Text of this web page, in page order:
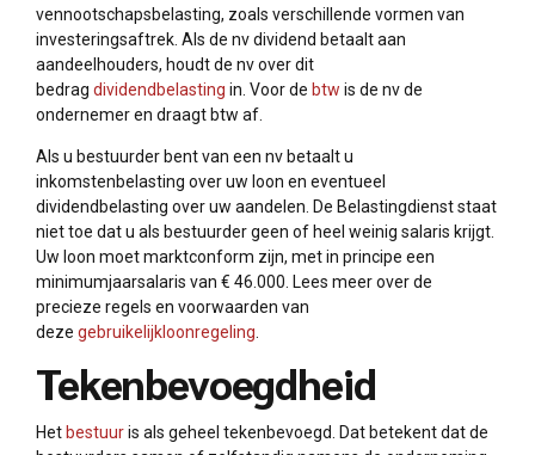
vennootschapsbelasting, zoals verschillende vormen van
investeringsaftrek. Als de nv dividend betaalt aan
aandeelhouders, houdt de nv over dit
bedrag dividendbelasting in. Voor de btw is de nv de
ondernemer en draagt btw af.
Als u bestuurder bent van een nv betaalt u
inkomstenbelasting over uw loon en eventueel
dividendbelasting over uw aandelen. De Belastingdienst staat
niet toe dat u als bestuurder geen of heel weinig salaris krijgt.
Uw loon moet marktconform zijn, met in principe een
minimumjaarsalaris van € 46.000. Lees meer over de
precieze regels en voorwaarden van
deze gebruikelijkloonregeling
Tekenbevoegdheid
Hetbestuuris als geheel tekenbevoegd. Dat betekent dat de